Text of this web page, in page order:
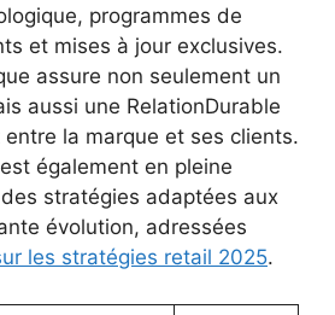
programmes de
et mises à jour exclusives.
assure non seulement un
aussi une RelationDurable
la marque et ses clients.
également en pleine
stratégies adaptées aux
évolution, adressées
les stratégies retail 2025.